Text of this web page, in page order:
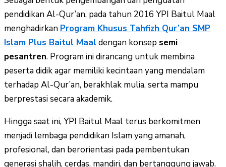
pendidikan Al-Qur’an, pada tahun 2016 YPI Baitul Maal
menghadirkan Program Khusus Tahfizh Qur’an SMP
Islam Plus Baitul Maal dengan konsep semi
pesantren. Program ini dirancang untuk membina
peserta didik agar memiliki kecintaan yang mendalam
terhadap Al-Qur’an, berakhlak mulia, serta mampu
berprestasi secara akademik.
Hingga saat ini, YPI Baitul Maal terus berkomitmen
menjadi lembaga pendidikan Islam yang amanah,
profesional, dan berorientasi pada pembentukan
generasi shalih, cerdas, mandiri, dan bertanggung jawab.